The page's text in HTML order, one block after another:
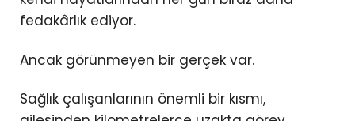
fedakârlık ediyor.
Ancak görünmeyen bir gerçek var.
Sağlık çalışanlarının önemli bir kısmı,